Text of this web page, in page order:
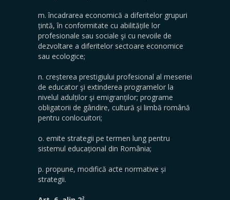
m. încadrarea economică a diferitelor grupuri
țintă, în conformitate cu abilitățile lor
profesionale sau sociale şi cu nevoile de
dezvoltare a diferitelor sectoare economice
sau ecologice;
n. creșterea prestigiului profesional al meseriei
de educator şi extinderea programelor la
nivelul adulților şi emigranților; programe
obligatorii de gândire, cultură şi limbă română
pentru conlocuitori;
o. emite strategii pe termen lung pentru
sistemul educațional din România;
p. propune, modifică acte normative și
strategii.
2